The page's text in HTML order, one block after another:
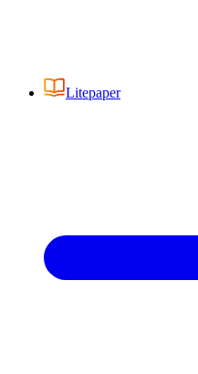
Litepaper